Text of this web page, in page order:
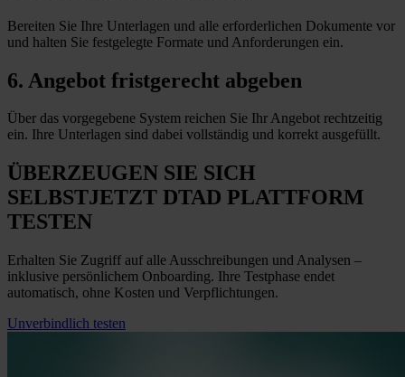
Bereiten Sie Ihre Unterlagen und alle erforderlichen Dokumente vor
und halten Sie festgelegte Formate und Anforderungen ein.
6. Angebot fristgerecht abgeben
Über das vorgegebene System reichen Sie Ihr Angebot rechtzeitig
ein. Ihre Unterlagen sind dabei vollständig und korrekt ausgefüllt.
ÜBERZEUGEN SIE SICH
SELBSTJETZT DTAD PLATTFORM
TESTEN
Erhalten Sie Zugriff auf alle Ausschreibungen und Analysen –
inklusive persönlichem Onboarding. Ihre Testphase endet
automatisch, ohne Kosten und Verpflichtungen.
Unverbindlich testen